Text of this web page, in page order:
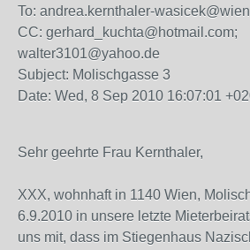
To: andrea.kernthaler-
CC: gerhard_kuchta@hotmail.com;
walter3101@yahoo.de
Subject: Molischgasse 3
Date: Wed, 8 Sep 2010 16:07:01
Sehr geehrte Frau Kernthaler,
XXX, wohnhaft in 1140 Wien,
6.9.2010 in unsere letzte
uns mit, dass im Stiegenhaus